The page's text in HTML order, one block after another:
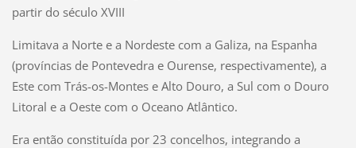
partir do século XVIII
Limitava a Norte e a Nordeste com a Galiza, na Espanha
(províncias de Pontevedra e Ourense, respectivamente), a
Este com Trás-os-Montes e Alto Douro, a Sul com o Douro
Litoral e a Oeste com o Oceano Atlântico.
Era então constituída por 23 concelhos, integrando a